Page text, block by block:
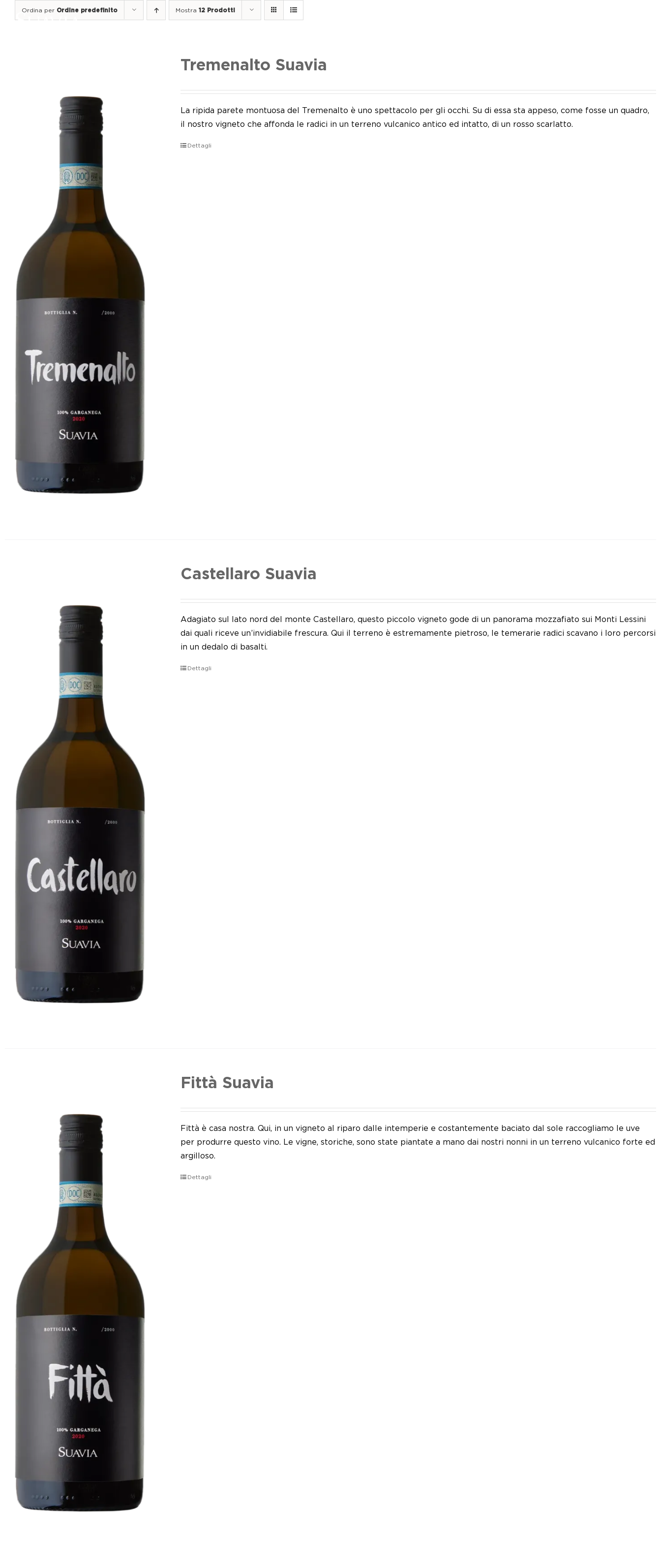
Ordina per Ordine predefinito Mostra 12 Prodotti
Tremenalto Suavia
La ripida parete montuosa del Tremenalto è uno spettacolo per gli occhi. Su di essa sta appeso, come fosse un quadro,
il nostro vigneto che affonda le radici in un terreno vulcanico antico ed intatto, di un rosso scarlatto.
Dettagli
Castellaro Suavia
Adagiato sul lato nord del monte Castellaro, questo piccolo vigneto gode di un panorama mozzafiato sui Monti Lessini
dai quali riceve un’invidiabile frescura. Qui il terreno è estremamente pietroso, le temerarie radici scavano i loro percorsi
in un dedalo di basalti.
Dettagli
Fittà Suavia
Fittà è casa nostra. Qui, in un vigneto al riparo dalle intemperie e costantemente baciato dal sole raccogliamo le uve
per produrre questo vino. Le vigne, storiche, sono state piantate a mano dai nostri nonni in un terreno vulcanico forte ed
argilloso.
Dettagli